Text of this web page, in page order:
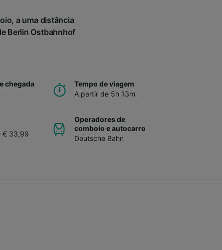
a uma distância
Berlin Ostbahnhof
chegada
Tempo de viagem
A partir de 5h 13m
€ 33,99
Operadores de
comboio e autocarro
Deutsche Bahn